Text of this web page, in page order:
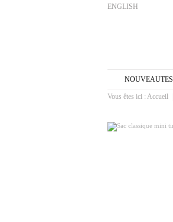
ENGLISH
NOUVEAUTES
Vous êtes ici : Accueil